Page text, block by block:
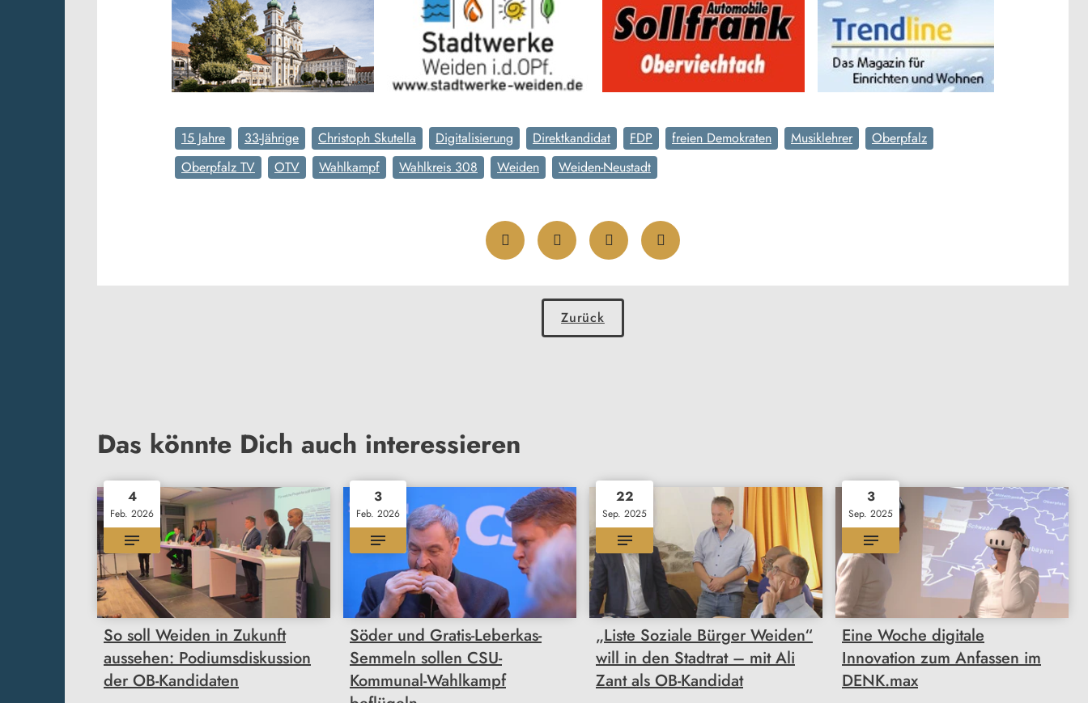
15 Jahre 33-Jährige Christoph Skutella Digitalisierung Direktkandidat FDP freien Demokraten Musiklehrer
Oberpfalz
Oberpfalz TV
OTV Wahlkampf Wahlkreis 308 Weiden Weiden-Neustadt
Zurück
Das könnte Dich auch interessieren
4
Feb. 2026
So soll Weiden in Zukunft
aussehen: Podiumsdiskussion
der OB-Kandidaten
3
Feb. 2026
Söder und Gratis-Leberkas-
Semmeln sollen CSU-
Kommunal-Wahlkampf
22
Sep. 2025
„Liste Soziale Bürger Weiden“
will in den Stadtrat – mit Ali
Zant als OB-Kandidat
3
Sep. 2025
Eine Woche digitale
Innovation zum Anfassen im
DENK.max